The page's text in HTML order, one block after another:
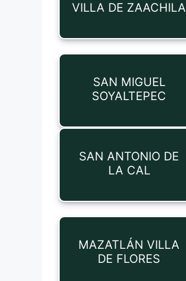
VILLA DE ZAACHILA
SAN MIGUEL
SOYALTEPEC
SAN ANTONIO DE
LA CAL
MAZATLÁN VILLA
DE FLORES